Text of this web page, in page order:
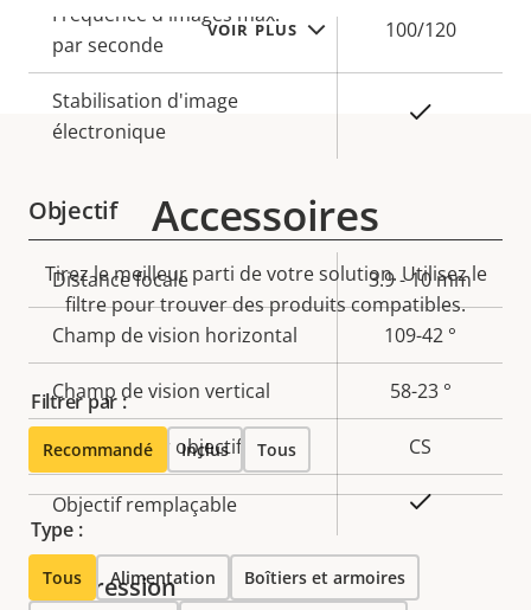
VOIR PLUS
propriété
propriété
Fréquence d'images max.
par seconde
100/120
Stabilisation d'image
électronique
Objectif
Description
de la
propriété
Valeur de
la
propriété
Distance focale 3.9 - 10 mm
Champ de vision horizontal 109-42 °
Champ de vision vertical 58-23 °
Fixation pour objectif CS
Objectif remplaçable Oui
Compression
Accessoires
Tirez le meilleur parti de votre solution. Utilisez le
filtre pour trouver des produits compatibles.
Filtrer par :
Recommandé Inclus Tous
Type :
Tous Alimentation Boîtiers et armoires